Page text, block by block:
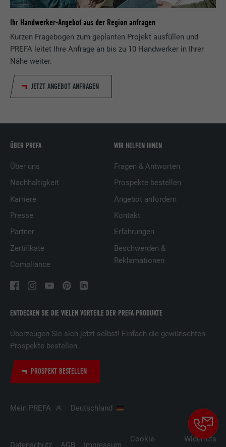
Ihr Handwerker-Angebot aus der Region anfragen
Kurzen Fragebogen zum geplanten Projekt ausfüllen und
PREFA leitet Ihre Anfrage an bis zu 10 Handwerker in Ihrer
Nähe weiter.
JETZT ANGEBOT ANFRAGEN
ENTDECKEN SIE DIE VIELEN VORTEILE DER PREFA PRODUKTE
Überzeugen Sie sich jetzt selbst! Einfach die gewünschten
Prospekte bestellen.
PROSPEKT BESTELLEN
ÜBER PREFA
Über uns
Nachhaltigkeit
Karriere
Presse
Partner
Zertifikate
Compliance
WIR HELFEN IHNEN
Fragen & Antworten
Prospekte bestellen
Angebot anfordern
Kontakt
Erfahrungen
Beschwerden &
Reklamationen
Mein PREFA Deutschland
Datenschutz AGB Impressum
Cookie-